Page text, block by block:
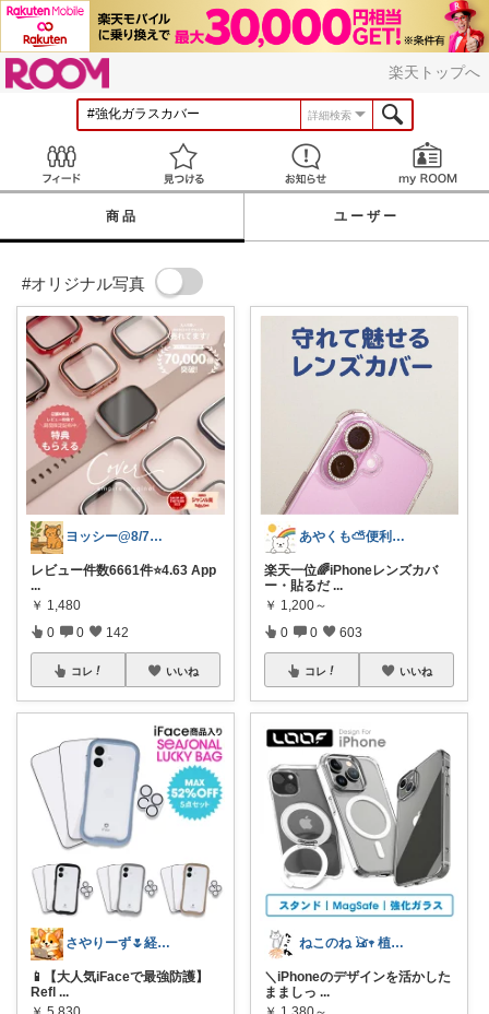
楽天トップへ
詳細検索
見つける お知らせ
商品 ユーザー
#オリジナル写真
ヨッシー@8/7経由購入感謝！
レビュー件数6661件⭐️4.63 App
...
￥ 1,480
0 0 142
コレ いいね
さやりーず🌷経由購入ありがとう
📱【大人気iFaceで最強防護】
Refl ...
あやくも⛅便利なもの、おしゃれなもの
楽天一位🌈iPhoneレンズカバ
ー・貼るだ ...
￥ 1,200～
0 0 603
コレ いいね
ねこのね 𓃠𖥧 植物と暮らす
＼iPhoneのデザインを活かした
まましっ ...